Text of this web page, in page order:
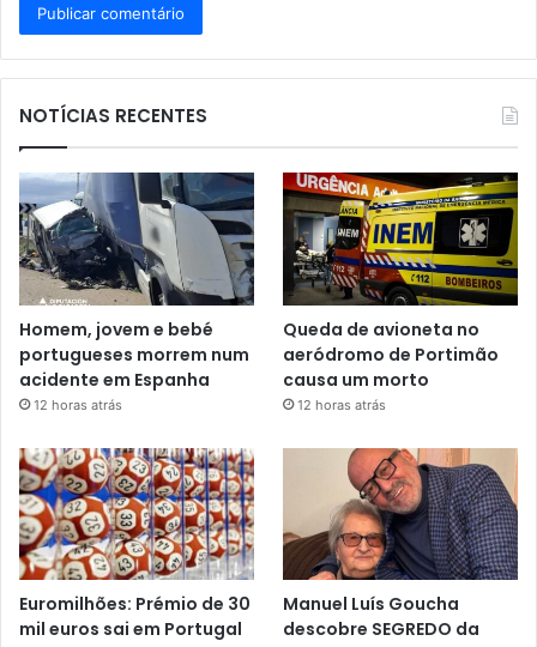
NOTÍCIAS RECENTES
Homem, jovem e bebé
portugueses morrem num
acidente em Espanha
12 horas atrás
Queda de avioneta no
aeródromo de Portimão
causa um morto
12 horas atrás
Euromilhões: Prémio de 30
mil euros sai em Portugal
Manuel Luís Goucha
descobre SEGREDO da